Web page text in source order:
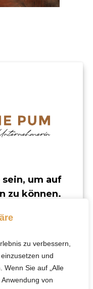
zu verbessern,
und
Wenn Sie auf „Alle
von
um auf
zu können.
dich